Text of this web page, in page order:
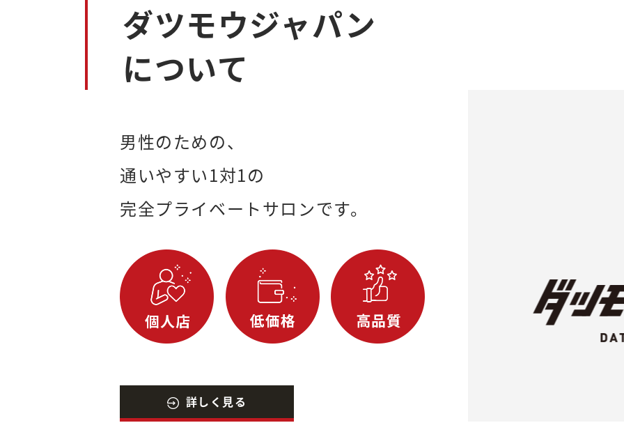
ダツモウジャパン
について
男性のための、
通いやすい1対1の
完全プライベートサロンです。
詳しく見る